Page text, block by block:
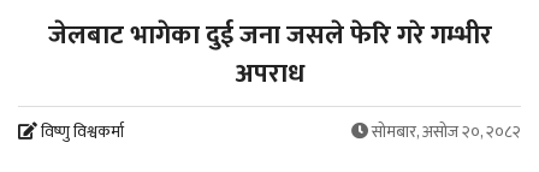
जेलबाट भागेका दुई जना जसले फेरि गरे गम्भीर
अपराध
विष्णु विश्वकर्मा सोमबार, असोज २०, २०८२